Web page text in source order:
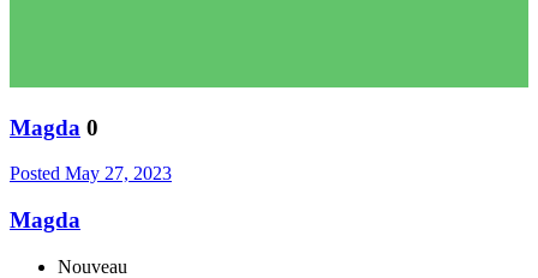
Magda 0
Posted May 27, 2023
Magda
Nouveau